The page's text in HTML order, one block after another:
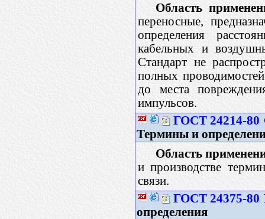
Область
переносные,
определения
кабельных и
Стандарт не
полных
до места
импульсов.
ГОСТ 24214-80
Термины и
Область
и производстве
связи.
ГОСТ 24375-80
определения